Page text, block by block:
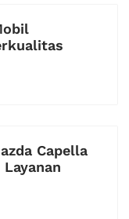
Capella